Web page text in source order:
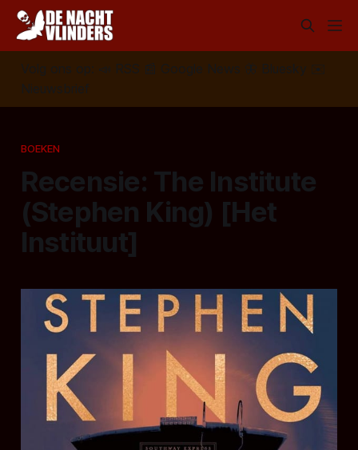
Volg ons op: 📣 RSS 📰 Google News 🦋 Bluesky
✉️
Nieuwsbrief
BOEKEN
Recensie: The Institute
(Stephen King) [Het
Instituut]